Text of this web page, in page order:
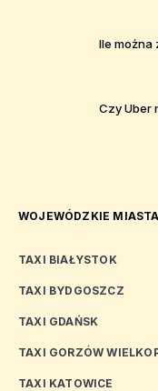
Ile można
Czy Uber
WOJEWÓDZKIE MIASTA
TAXI BIAŁYSTOK
TAXI BYDGOSZCZ
TAXI GDAŃSK
TAXI GORZÓW
TAXI KATOWICE